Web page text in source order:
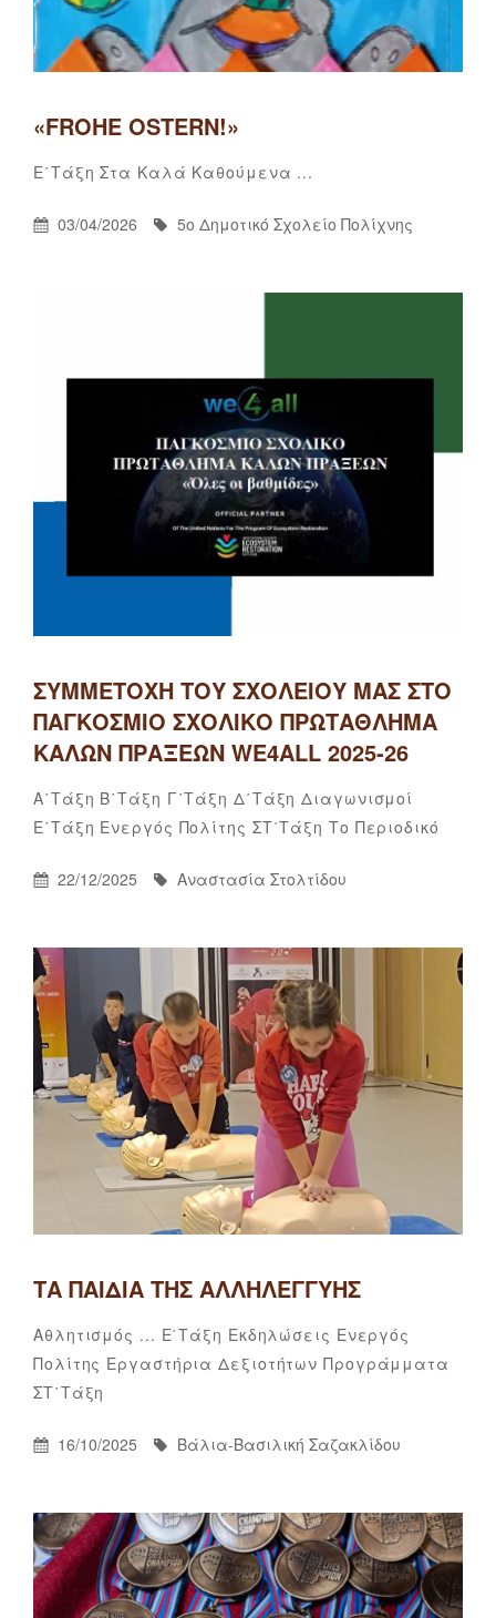
«FROHE OSTERN!»
Categories
Ε΄τάξη Στα Καλά Καθούμενα ...
Πολίχνης
Posted
03/04/2026 By
5ο Δημοτικό Σχολείο Πολίχνης
ΣΥΜΜΕΤΟΧΉ ΤΟΥ ΣΧΟΛΕΊΟΥ ΜΑΣ ΣΤΟ
ΠΑΓΚΌΣΜΙΟ ΣΧΟΛΙΚΌ ΠΡΩΤΆΘΛΗΜΑ
ΚΑΛΏΝ ΠΡΆΞΕΩΝ WE4ALL 2025-26
Categories
Α΄τάξη Β΄τάξη Γ΄τάξη Δ΄τάξη Διαγωνισμοί
Ε΄τάξη Ενεργός Πολίτης ΣΤ΄τάξη Το ΠεριοδικόBy
Posted
22/12/2025 By
Αναστασία Στολτίδου
ΤΑ ΠΑΙΔΙΆ ΤΗΣ ΑΛΛΗΛΕΓΓΎΗΣ
Categories
Αθλητισμός ... Ε΄τάξη Εκδηλώσεις Ενεργός
Πολίτης Εργαστήρια Δεξιοτήτων Προγράμματα
ΣΤ΄τάξηΒάλια-
Βασιλική
Posted
16/10/2025 By
Βάλια-Βασιλική Σαζακλίδου